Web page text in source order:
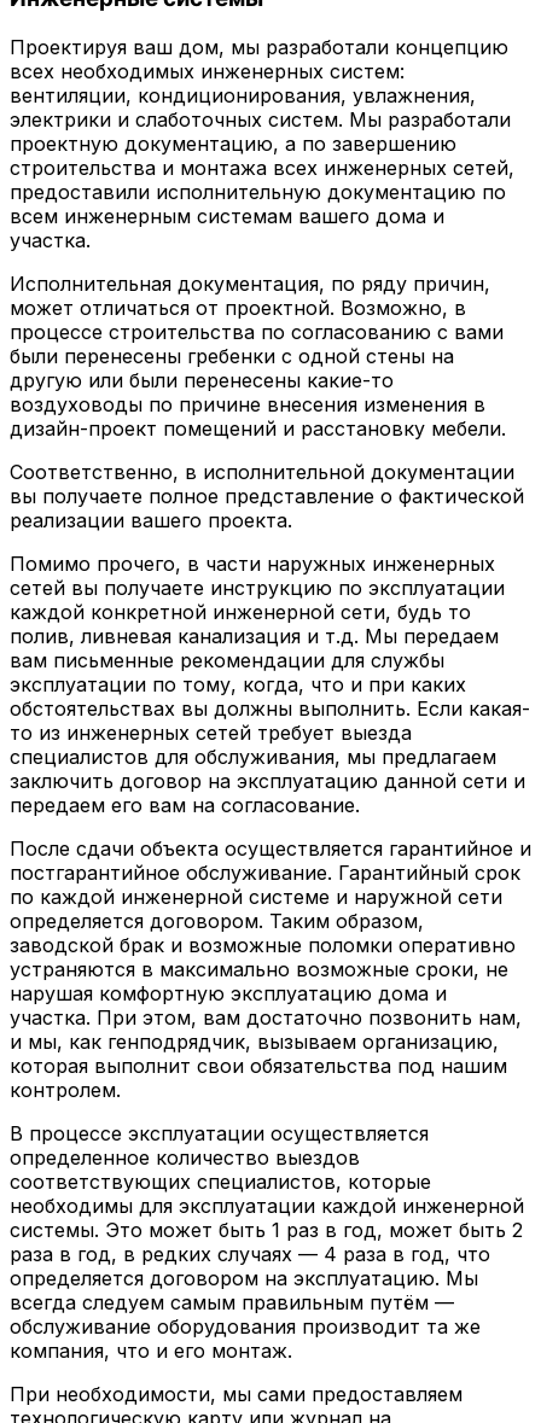
Проектируя ваш дом, мы разработали концепцию
всех необходимых инженерных систем:
вентиляции, кондиционирования, увлажнения,
электрики и слаботочных систем. Мы разработали
проектную документацию, а по завершению
строительства и монтажа всех инженерных сетей,
предоставили исполнительную документацию по
всем инженерным системам вашего дома и
участка.
Исполнительная документация, по ряду причин,
может отличаться от проектной. Возможно, в
процессе строительства по согласованию с вами
были перенесены гребенки с одной стены на
другую или были перенесены какие-то
воздуховоды по причине внесения изменения в
дизайн-проект помещений и расстановку мебели.
Соответственно, в исполнительной документации
вы получаете полное представление о фактической
реализации вашего проекта.
Помимо прочего, в части наружных инженерных
сетей вы получаете инструкцию по эксплуатации
каждой конкретной инженерной сети, будь то
полив, ливневая канализация и т.д. Мы передаем
вам письменные рекомендации для службы
эксплуатации по тому, когда, что и при каких
обстоятельствах вы должны выполнить. Если какая-
то из инженерных сетей требует выезда
специалистов для обслуживания, мы предлагаем
заключить договор на эксплуатацию данной сети и
передаем его вам на согласование.
После сдачи объекта осуществляется гарантийное и
постгарантийное обслуживание. Гарантийный срок
по каждой инженерной системе и наружной сети
определяется договором. Таким образом,
заводской брак и возможные поломки оперативно
устраняются в максимально возможные сроки, не
нарушая комфортную эксплуатацию дома и
участка. При этом, вам достаточно позвонить нам,
и мы, как генподрядчик, вызываем организацию,
которая выполнит свои обязательства под нашим
контролем.
В процессе эксплуатации осуществляется
определенное количество выездов
соответствующих специалистов, которые
необходимы для эксплуатации каждой инженерной
системы. Это может быть 1 раз в год, может быть 2
раза в год, в редких случаях — 4 раза в год, что
определяется договором на эксплуатацию. Мы
всегда следуем самым правильным путём —
обслуживание оборудования производит та же
компания, что и его монтаж.
При необходимости, мы сами предоставляем
технологическую карту или журнал на